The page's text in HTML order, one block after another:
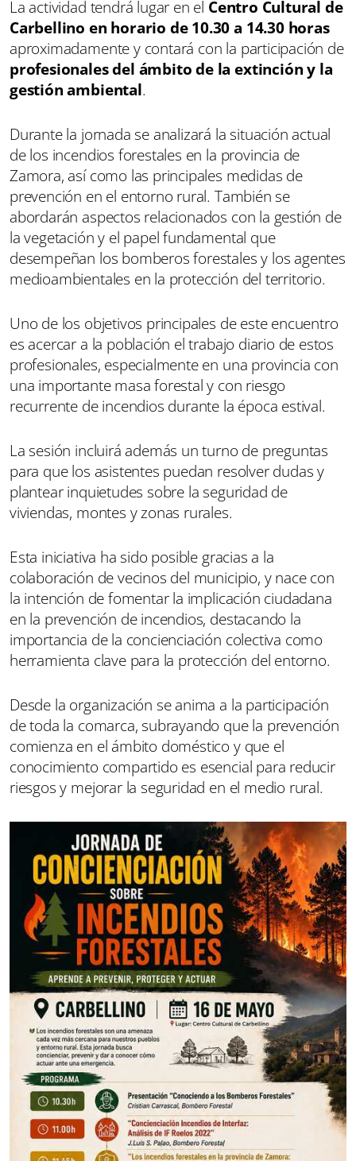
La actividad tendrá lugar en el Centro Cultural de
Carbellino en horario de 10.30 a 14.30 horas
aproximadamente y contará con la participación de
profesionales del ámbito de la extinción y la
gestión ambiental.
Durante la jornada se analizará la situación actual
de los incendios forestales en la provincia de
Zamora, así como las principales medidas de
prevención en el entorno rural. También se
abordarán aspectos relacionados con la gestión de
la vegetación y el papel fundamental que
desempeñan los bomberos forestales y los agentes
medioambientales en la protección del territorio.
Uno de los objetivos principales de este encuentro
es acercar a la población el trabajo diario de estos
profesionales, especialmente en una provincia con
una importante masa forestal y con riesgo
recurrente de incendios durante la época estival.
La sesión incluirá además un turno de preguntas
para que los asistentes puedan resolver dudas y
plantear inquietudes sobre la seguridad de
viviendas, montes y zonas rurales.
Esta iniciativa ha sido posible gracias a la
colaboración de vecinos del municipio, y nace con
la intención de fomentar la implicación ciudadana
en la prevención de incendios, destacando la
importancia de la concienciación colectiva como
herramienta clave para la protección del entorno.
Desde la organización se anima a la participación
de toda la comarca, subrayando que la prevención
comienza en el ámbito doméstico y que el
conocimiento compartido es esencial para reducir
riesgos y mejorar la seguridad en el medio rural.